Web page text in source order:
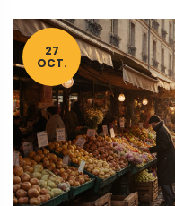
27
OCT.